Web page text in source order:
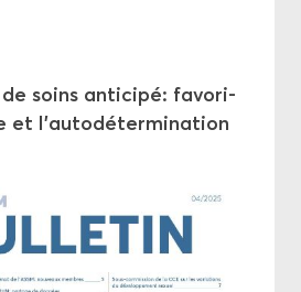
soins an­ti­ci­pé: fa­vo­ri­
et l'au­to­dé­ter­mi­na­tion